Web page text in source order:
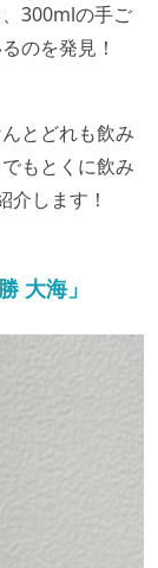
300mlの手ご
るのを発見！
とどれも飲み
もとくに飲み
介します！
大海」